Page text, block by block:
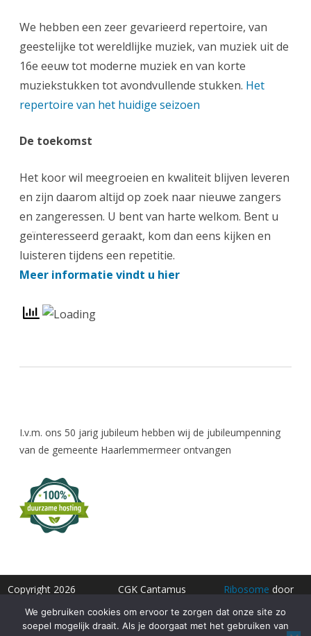
We hebben een zeer gevarieerd repertoire, van
geestelijke tot wereldlijke muziek, van muziek uit de
16e eeuw tot moderne muziek en van korte
muziekstukken tot avondvullende stukken. Het
repertoire van het huidige seizoen
De toekomst
Het koor wil meegroeien en kwaliteit blijven leveren
en zijn daarom altijd op zoek naar nieuwe zangers
en zangeressen. U bent van harte welkom. Bent u
geïnteresseerd geraakt, kom dan eens kijken en
luisteren tijdens een repetitie.
Meer informatie vindt u hier
I.v.m. ons 50 jarig jubileum hebben wij de jubileumpenning
van de gemeente Haarlemmermeer ontvangen
Copyright 2026
CGK Cantamus
Hoofddorp
Ontwerp Rob
Ribosome door
GalussoThemes.com
Gemaakt door
We gebruiken cookies om ervoor te zorgen dat onze site zo
soepel mogelijk draait. Als je doorgaat met het gebruiken van